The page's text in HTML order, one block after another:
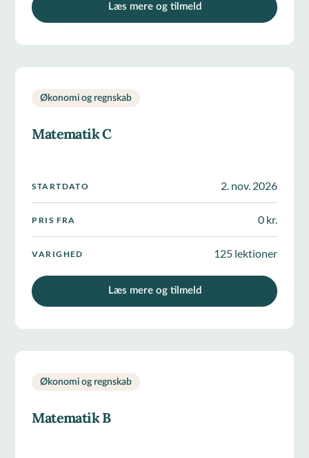
Læs mere og tilmeld
Økonomi og regnskab
Matematik C
STARTDATO 2. nov. 2026
PRIS FRA 0 kr.
VARIGHED 125 lektioner
Læs mere og tilmeld
Økonomi og regnskab
Matematik B